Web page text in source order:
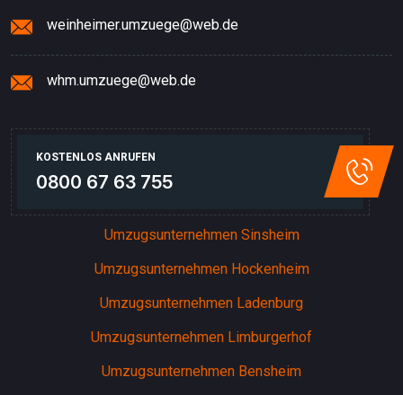
weinheimer.umzuege@web.de
whm.umzuege@web.de
KOSTENLOS ANRUFEN
0800 67 63 755
Umzugsunternehmen Sinsheim
Umzugsunternehmen Hockenheim
Umzugsunternehmen Ladenburg
Umzugsunternehmen Limburgerhof
Umzugsunternehmen Bensheim